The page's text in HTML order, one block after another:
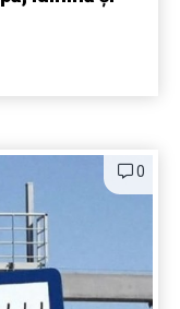
0